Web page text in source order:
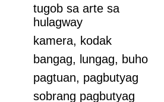
tugob sa arte sa
hulagway
kamera, kodak
bangag, lungag, buho
pagtuan, pagbutyag
sobrang pagbutyag